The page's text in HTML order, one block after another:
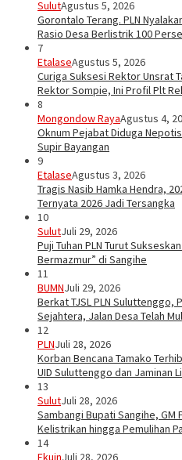
SulutAgustus 5, 2026
Gorontalo Terang. PLN
Rasio Desa Berlistrik 100
7
EtalaseAgustus 5, 2026
Curiga Suksesi Rektor Unsrat
Rektor Sompie, Ini Profil Plt
8
Mongondow RayaAgustus 4,
Oknum Pejabat Diduga
Supir Bayangan
9
EtalaseAgustus 3, 2026
Tragis Nasib Hamka Hendra,
Ternyata 2026 Jadi Tersangka
10
SulutJuli 29, 2026
Puji Tuhan PLN Turut
Bermazmur” di Sangihe
11
BUMNJuli 29, 2026
Berkat TJSL PLN Suluttenggo,
Sejahtera, Jalan Desa Telah
12
PLNJuli 28, 2026
Korban Bencana Tamako
UID Suluttenggo dan Jaminan
13
SulutJuli 28, 2026
Sambangi Bupati Sangihe, GM
Kelistrikan hingga Pemulihan
14
EkuinJuli 28, 2026